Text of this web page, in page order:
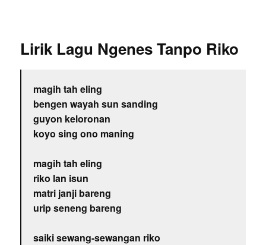
Lirik Lagu Ngenes Tanpo Riko
magih tah eling
bengen wayah sun sanding
guyon keloronan
koyo sing ono maning
magih tah eling
riko lan isun
matri janji bareng
urip seneng bareng
saiki sewang-sewangan riko